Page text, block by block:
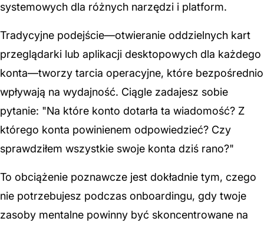
systemowych dla różnych narzędzi i platform.
Tradycyjne podejście—otwieranie oddzielnych kart
przeglądarki lub aplikacji desktopowych dla każdego
konta—tworzy tarcia operacyjne, które bezpośrednio
wpływają na wydajność. Ciągle zadajesz sobie
pytanie: "Na które konto dotarła ta wiadomość? Z
którego konta powinienem odpowiedzieć? Czy
sprawdziłem wszystkie swoje konta dziś rano?"
To obciążenie poznawcze jest dokładnie tym, czego
nie potrzebujesz podczas onboardingu, gdy twoje
zasoby mentalne powinny być skoncentrowane na